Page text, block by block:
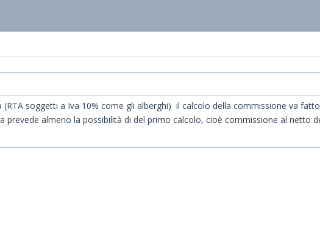
soggetti a Iva 10% come gli alberghi) il calcolo della commissione va
prevede almeno la possibilità di del primo calcolo, cioè commissione al netto